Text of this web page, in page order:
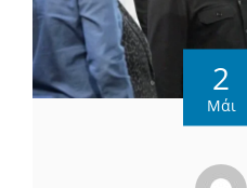
2
Μάι